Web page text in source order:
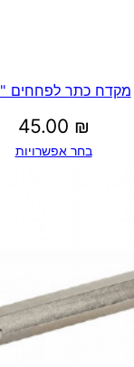
מקדח כתר לפחחים "3/8
45.00 ₪
בחר אפשרויות